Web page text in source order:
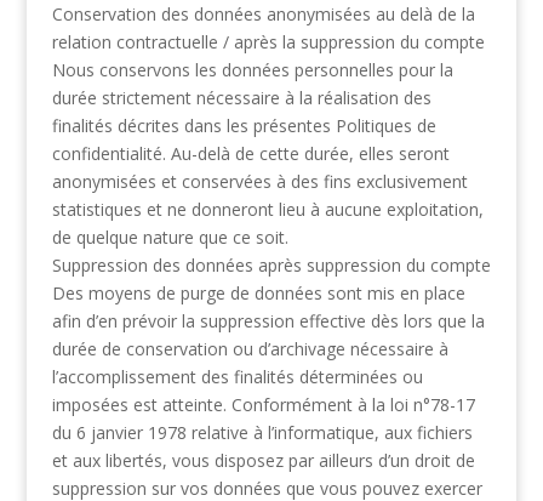
Conservation des données anonymisées au delà de la
relation contractuelle / après la suppression du compte
Nous conservons les données personnelles pour la
durée strictement nécessaire à la réalisation des
finalités décrites dans les présentes Politiques de
confidentialité. Au-delà de cette durée, elles seront
anonymisées et conservées à des fins exclusivement
statistiques et ne donneront lieu à aucune exploitation,
de quelque nature que ce soit.
Suppression des données après suppression du compte
Des moyens de purge de données sont mis en place
afin d’en prévoir la suppression effective dès lors que la
durée de conservation ou d’archivage nécessaire à
l’accomplissement des finalités déterminées ou
imposées est atteinte. Conformément à la loi n°78-17
du 6 janvier 1978 relative à l’informatique, aux fichiers
et aux libertés, vous disposez par ailleurs d’un droit de
suppression sur vos données que vous pouvez exercer